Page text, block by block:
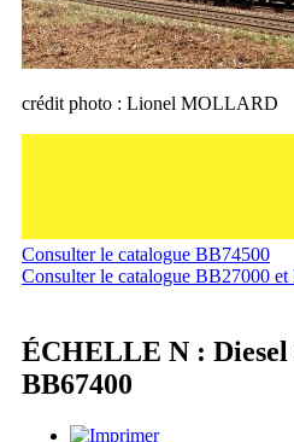
crédit photo : Lionel MOLLARD
Consulter le catalogue BB74500
Consulter le catalogue BB27000
ÉCHELLE N : Diesel
BB67400